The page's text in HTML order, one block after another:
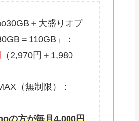
＋大盛りオプ
＝110GB」：
（2,970円＋1,980
（無制限）：
の方が毎月4,000円